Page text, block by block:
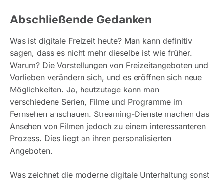
Abschließende Gedanken
Was ist digitale Freizeit heute? Man kann definitiv
sagen, dass es nicht mehr dieselbe ist wie früher.
Warum? Die Vorstellungen von Freizeitangeboten und
Vorlieben verändern sich, und es eröffnen sich neue
Möglichkeiten. Ja, heutzutage kann man
verschiedene Serien, Filme und Programme im
Fernsehen anschauen. Streaming-Dienste machen das
Ansehen von Filmen jedoch zu einem interessanteren
Prozess. Dies liegt an ihren personalisierten
Angeboten.
Was zeichnet die moderne digitale Unterhaltung sonst